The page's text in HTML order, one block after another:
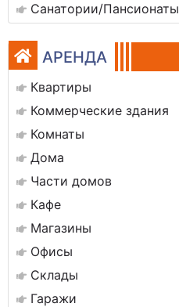
Санатории/Пансионаты
АРЕНДА
Квартиры
Коммерческие здания
Комнаты
Дома
Части домов
Кафе
Магазины
Офисы
Склады
Гаражи